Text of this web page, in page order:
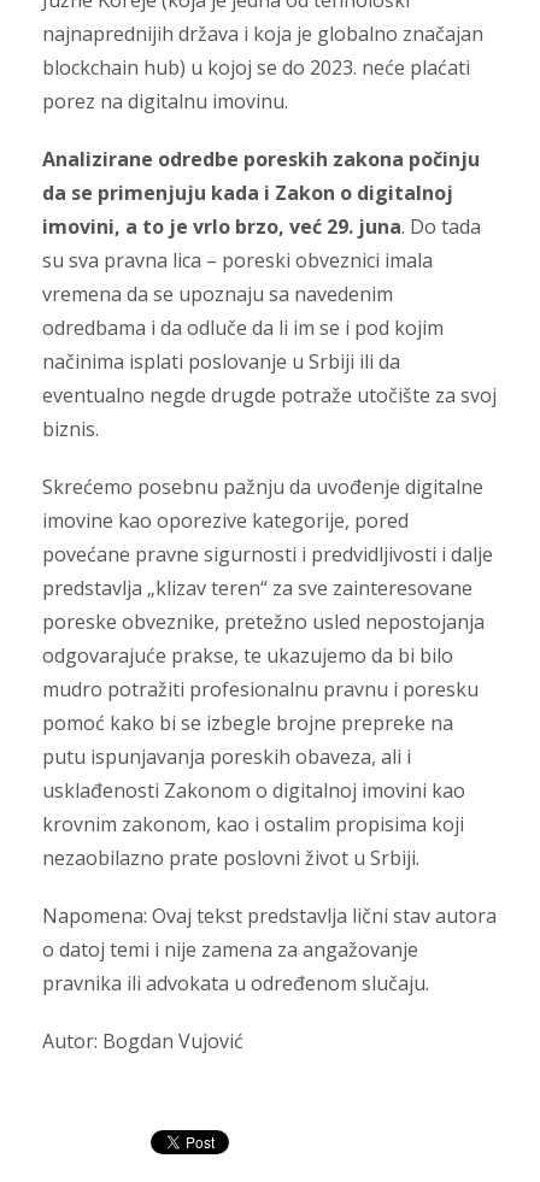
najnaprednijih država i koja je globalno značajan
blockchain hub) u kojoj se do 2023. neće plaćati
porez na digitalnu imovinu.
Analizirane odredbe poreskih zakona počinju
da se primenjuju kada i Zakon o digitalnoj
imovini, a to je vrlo brzo, već 29. juna. Do tada
su sva pravna lica – poreski obveznici imala
vremena da se upoznaju sa navedenim
odredbama i da odluče da li im se i pod kojim
načinima isplati poslovanje u Srbiji ili da
eventualno negde drugde potraže utočište za svoj
biznis.
Skrećemo posebnu pažnju da uvođenje digitalne
imovine kao oporezive kategorije, pored
povećane pravne sigurnosti i predvidljivosti i dalje
predstavlja „klizav teren“ za sve zainteresovane
poreske obveznike, pretežno usled nepostojanja
odgovarajuće prakse, te ukazujemo da bi bilo
mudro potražiti profesionalnu pravnu i poresku
pomoć kako bi se izbegle brojne prepreke na
putu ispunjavanja poreskih obaveza, ali i
usklađenosti Zakonom o digitalnoj imovini kao
krovnim zakonom, kao i ostalim propisima koji
nezaobilazno prate poslovni život u Srbiji.
Napomena: Ovaj tekst predstavlja lični stav autora
o datoj temi i nije zamena za angažovanje
pravnika ili advokata u određenom slučaju.
Autor: Bogdan Vujović